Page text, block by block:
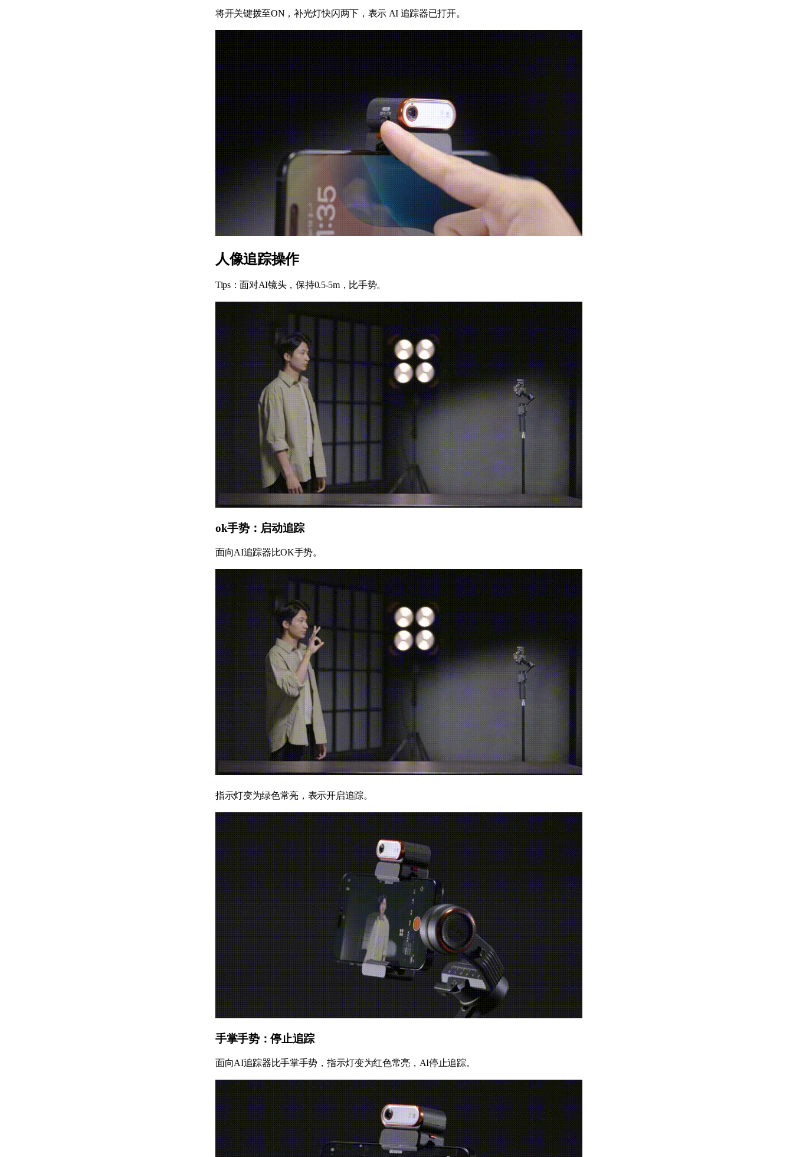
将开关键拨至ON，补光灯快闪两下，表示 AI 追踪器已打开。
人像追踪操作
Tips：面对AI镜头，保持0.5-5m，比手势。
ok手势：启动追踪
面向AI追踪器比OK手势。
指示灯变为绿色常亮，表示开启追踪。
手掌手势：停止追踪
面向AI追踪器比手掌手势，指示灯变为红色常亮，AI停止追踪。